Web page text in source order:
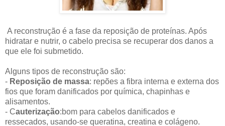
A reconstrução é a fase da reposição de proteínas. Após
hidratar e nutrir, o cabelo precisa se recuperar dos danos a
que ele foi submetido.
Alguns tipos de reconstrução são:
- Reposição de massa: repões a fibra interna e externa dos
fios que foram danificados por química, chapinhas e
alisamentos.
- Cauterização:bom para cabelos danificados e
ressecados, usando-se queratina, creatina e colágeno.